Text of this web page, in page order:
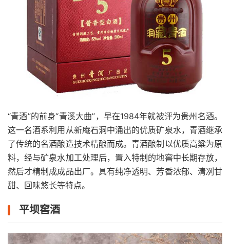
“青酒”的前身“青溪大曲”，早在1984年就被评为贵州名酒。
这一名酒系利用从新庵石洞中涌出的优质矿泉水，青酒继承
了传统的名酒酿造技术精酿而成。青酒酿制以优质高粱为原
料，经与矿泉水加工处理后，置入特制的地窖中长期存放，
然后才精制成成品出厂。具有纯净透明、芳香浓郁、清冽甘
甜、回味悠长等特点。
平坝窖酒